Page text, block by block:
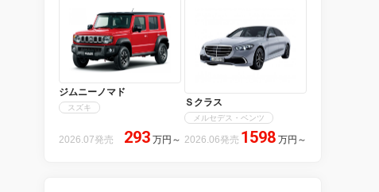
ジムニーノマド
スズキ
2026.07発売 293 万円 ～
Ｓクラス
メルセデス・ベンツ
2026.06発売 1598 万円 ～